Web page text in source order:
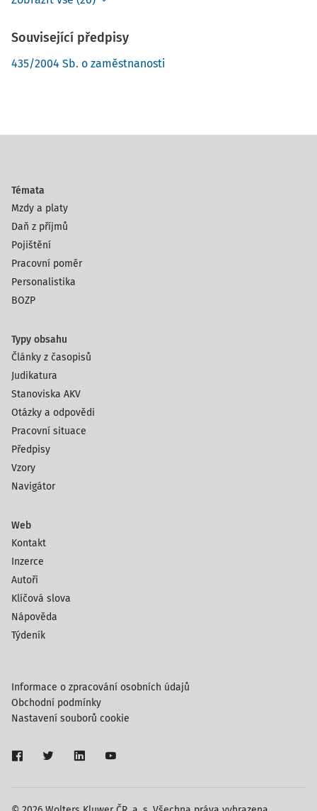
Související předpisy
435/2004 Sb. o zaměstnanosti
Témata
Mzdy a platy
Daň z příjmů
Pojištění
Pracovní poměr
Personalistika
BOZP
Typy obsahu
Články z časopisů
Judikatura
Stanoviska AKV
Otázky a odpovědi
Pracovní situace
Předpisy
Vzory
Navigátor
Web
Kontakt
Inzerce
Autoři
Klíčová slova
Nápověda
Týdeník
Informace o zpracování osobních údajů
Obchodní podmínky
Nastavení souborů cookie